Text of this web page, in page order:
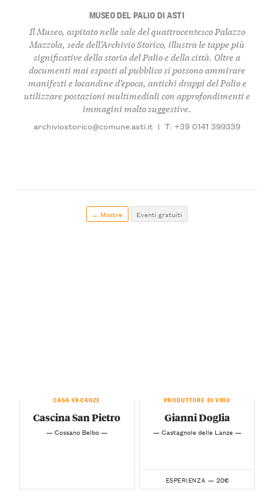
MUSEO DEL PALIO DI ASTI
Il Museo, ospitato nelle sale del quattrocentesco Palazzo
Mazzola, sede dell’Archivio Storico, illustra le tappe più
significative della storia del Palio e della città. Oltre a
documenti mai esposti al pubblico si possono ammirare
manifesti e locandine d’epoca, antichi drappi del Palio e
utilizzare postazioni multimediali con approfondimenti e
immagini molto suggestive.
archiviostorico@comune.asti.it | T: +39 0141 399339
← Mostre Eventi gratuiti
CASA VACANZE
Cascina San Pietro
— Cossano Belbo —
PRODUTTORE DI VINO
Gianni Doglia
— Castagnole delle Lanze —
ESPERIENZA — 20€